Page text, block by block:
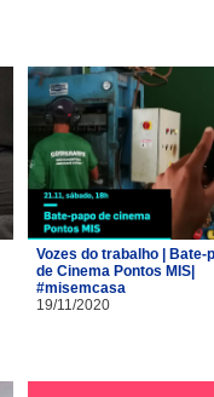
Vozes do trabalho | Bate-
de Cinema Pontos MIS|
#misemcasa
19/11/2020